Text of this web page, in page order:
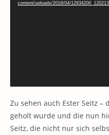
content/uploads/2016/04/
Zu sehen auch Ester Seitz –
geholt wurde und die nun
Seitz, die nicht nur sich